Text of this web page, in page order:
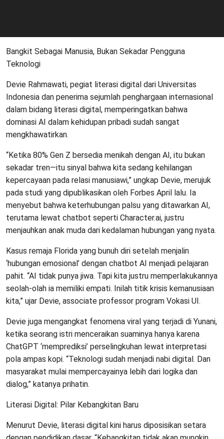
Bangkit Sebagai Manusia, Bukan Sekadar Pengguna
Teknologi
Devie Rahmawati, pegiat literasi digital dari Universitas
Indonesia dan penerima sejumlah penghargaan internasional
dalam bidang literasi digital, memperingatkan bahwa
dominasi AI dalam kehidupan pribadi sudah sangat
mengkhawatirkan.
“Ketika 80% Gen Z bersedia menikah dengan AI, itu bukan
sekadar tren—itu sinyal bahwa kita sedang kehilangan
kepercayaan pada relasi manusiawi,” ungkap Devie, merujuk
pada studi yang dipublikasikan oleh Forbes April lalu. Ia
menyebut bahwa keterhubungan palsu yang ditawarkan AI,
terutama lewat chatbot seperti Character.ai, justru
menjauhkan anak muda dari kedalaman hubungan yang nyata.
Kasus remaja Florida yang bunuh diri setelah menjalin
‘hubungan emosional’ dengan chatbot AI menjadi pelajaran
pahit. “AI tidak punya jiwa. Tapi kita justru memperlakukannya
seolah-olah ia memiliki empati. Inilah titik krisis kemanusiaan
kita,” ujar Devie, associate professor program Vokasi UI.
Devie juga mengangkat fenomena viral yang terjadi di Yunani,
ketika seorang istri menceraikan suaminya hanya karena
ChatGPT ‘memprediksi’ perselingkuhan lewat interpretasi
pola ampas kopi. “Teknologi sudah menjadi nabi digital. Dan
masyarakat mulai mempercayainya lebih dari logika dan
dialog,” katanya prihatin.
Literasi Digital: Pilar Kebangkitan Baru
Menurut Devie, literasi digital kini harus diposisikan setara